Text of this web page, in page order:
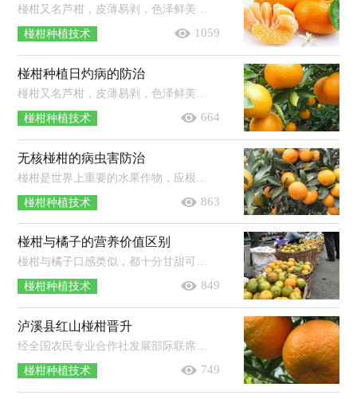
椪柑种植技术 1059
椪柑种植日灼病的防治
椪柑种植技术 664
无核椪柑的病虫害防治
椪柑种植技术 863
椪柑与橘子的营养价值区别
椪柑与橘子口感类似，都十分甘甜可口，但是有很多人说吃橘子上火，而吃椪柑就不上火，这是什么原因呢？椪柑和橘子的营养区别在哪里，下面就来...
椪柑种植技术 849
泸溪县红山椪柑晋升
经全国农民专业合作社发展部际联席会议审定，泸溪县红山椪柑专业合作社成功入围国家级农民专业合作社(林业)示范社。红网泸溪站9月2...
椪柑种植技术 749